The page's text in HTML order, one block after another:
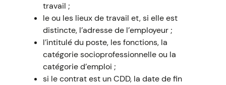
travail ;
le ou les lieux de travail et, si elle est
distincte, l’adresse de l’employeur ;
l’intitulé du poste, les fonctions, la
catégorie socioprofessionnelle ou la
catégorie d’emploi ;
si le contrat est un CDD, la date de fin